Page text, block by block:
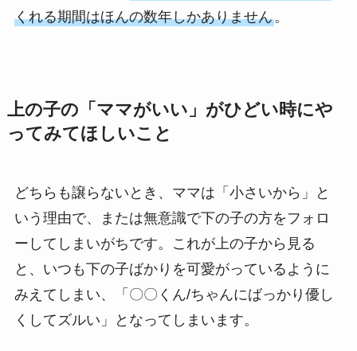
くれる期間はほんの数年しかありません。
上の子の「ママがいい」がひどい時にや
ってみてほしいこと
どちらも譲らないとき、ママは「小さいから」と
いう理由で、または無意識で下の子の方をフォロ
ーしてしまいがちです。これが上の子から見る
と、いつも下の子ばかりを可愛がっているように
みえてしまい、「〇〇くん/ちゃんにばっかり優し
くしてズルい」となってしまいます。